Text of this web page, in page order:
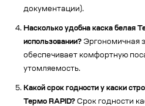
документации).
Насколько удобна каска белая
использовании? Эргономичная
обеспечивает комфортную
утомляемость.
Какой срок годности у каски
Термо RAPID? Срок годности